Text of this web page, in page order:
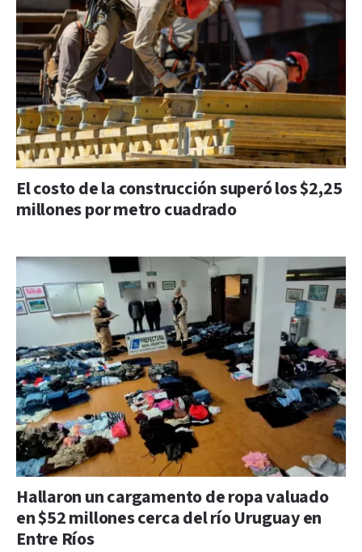
El costo de la construcción superó los $2,25
millones por metro cuadrado
Hallaron un cargamento de ropa valuado
en $52 millones cerca del río Uruguay en
Entre Ríos